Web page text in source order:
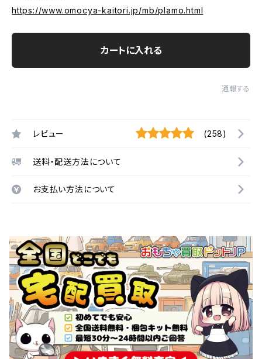
https://www.omocya-kaitori.jp/mb/plamo.html
カートに入れる
通報する
レビュー (258)
送料・配送方法について
お支払い方法について